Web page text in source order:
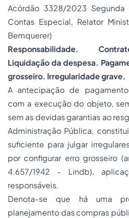
Acórdão 3328/2023 Segunda
Contas Especial, Relator
Bemquerer)
Responsabilidade.
Liquidação da despesa.
grosseiro. Irregularidade grave.
A antecipação de
com a execução do objeto,
sem as devidas garantias ao
Administração Pública,
suficiente para julgar
por configurar erro grosseiro
4.657/1942 - Lindb),
responsáveis.
Denota-se que há uma
planejamento das compras